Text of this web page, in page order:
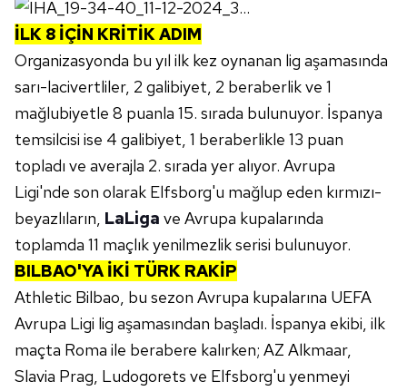
İLK 8 İÇİN KRİTİK ADIM
Organizasyonda bu yıl ilk kez oynanan lig aşamasında
sarı-lacivertliler, 2 galibiyet, 2 beraberlik ve 1
mağlubiyetle 8 puanla 15. sırada bulunuyor. İspanya
temsilcisi ise 4 galibiyet, 1 beraberlikle 13 puan
topladı ve averajla 2. sırada yer alıyor. Avrupa
Ligi'nde son olarak Elfsborg'u mağlup eden kırmızı-
beyazlıların, LaLiga ve Avrupa kupalarında
toplamda 11 maçlık yenilmezlik serisi bulunuyor.
BILBAO'YA İKİ TÜRK RAKİP
Athletic Bilbao, bu sezon Avrupa kupalarına UEFA
Avrupa Ligi lig aşamasından başladı. İspanya ekibi, ilk
maçta Roma ile berabere kalırken; AZ Alkmaar,
Slavia Prag, Ludogorets ve Elfsborg'u yenmeyi